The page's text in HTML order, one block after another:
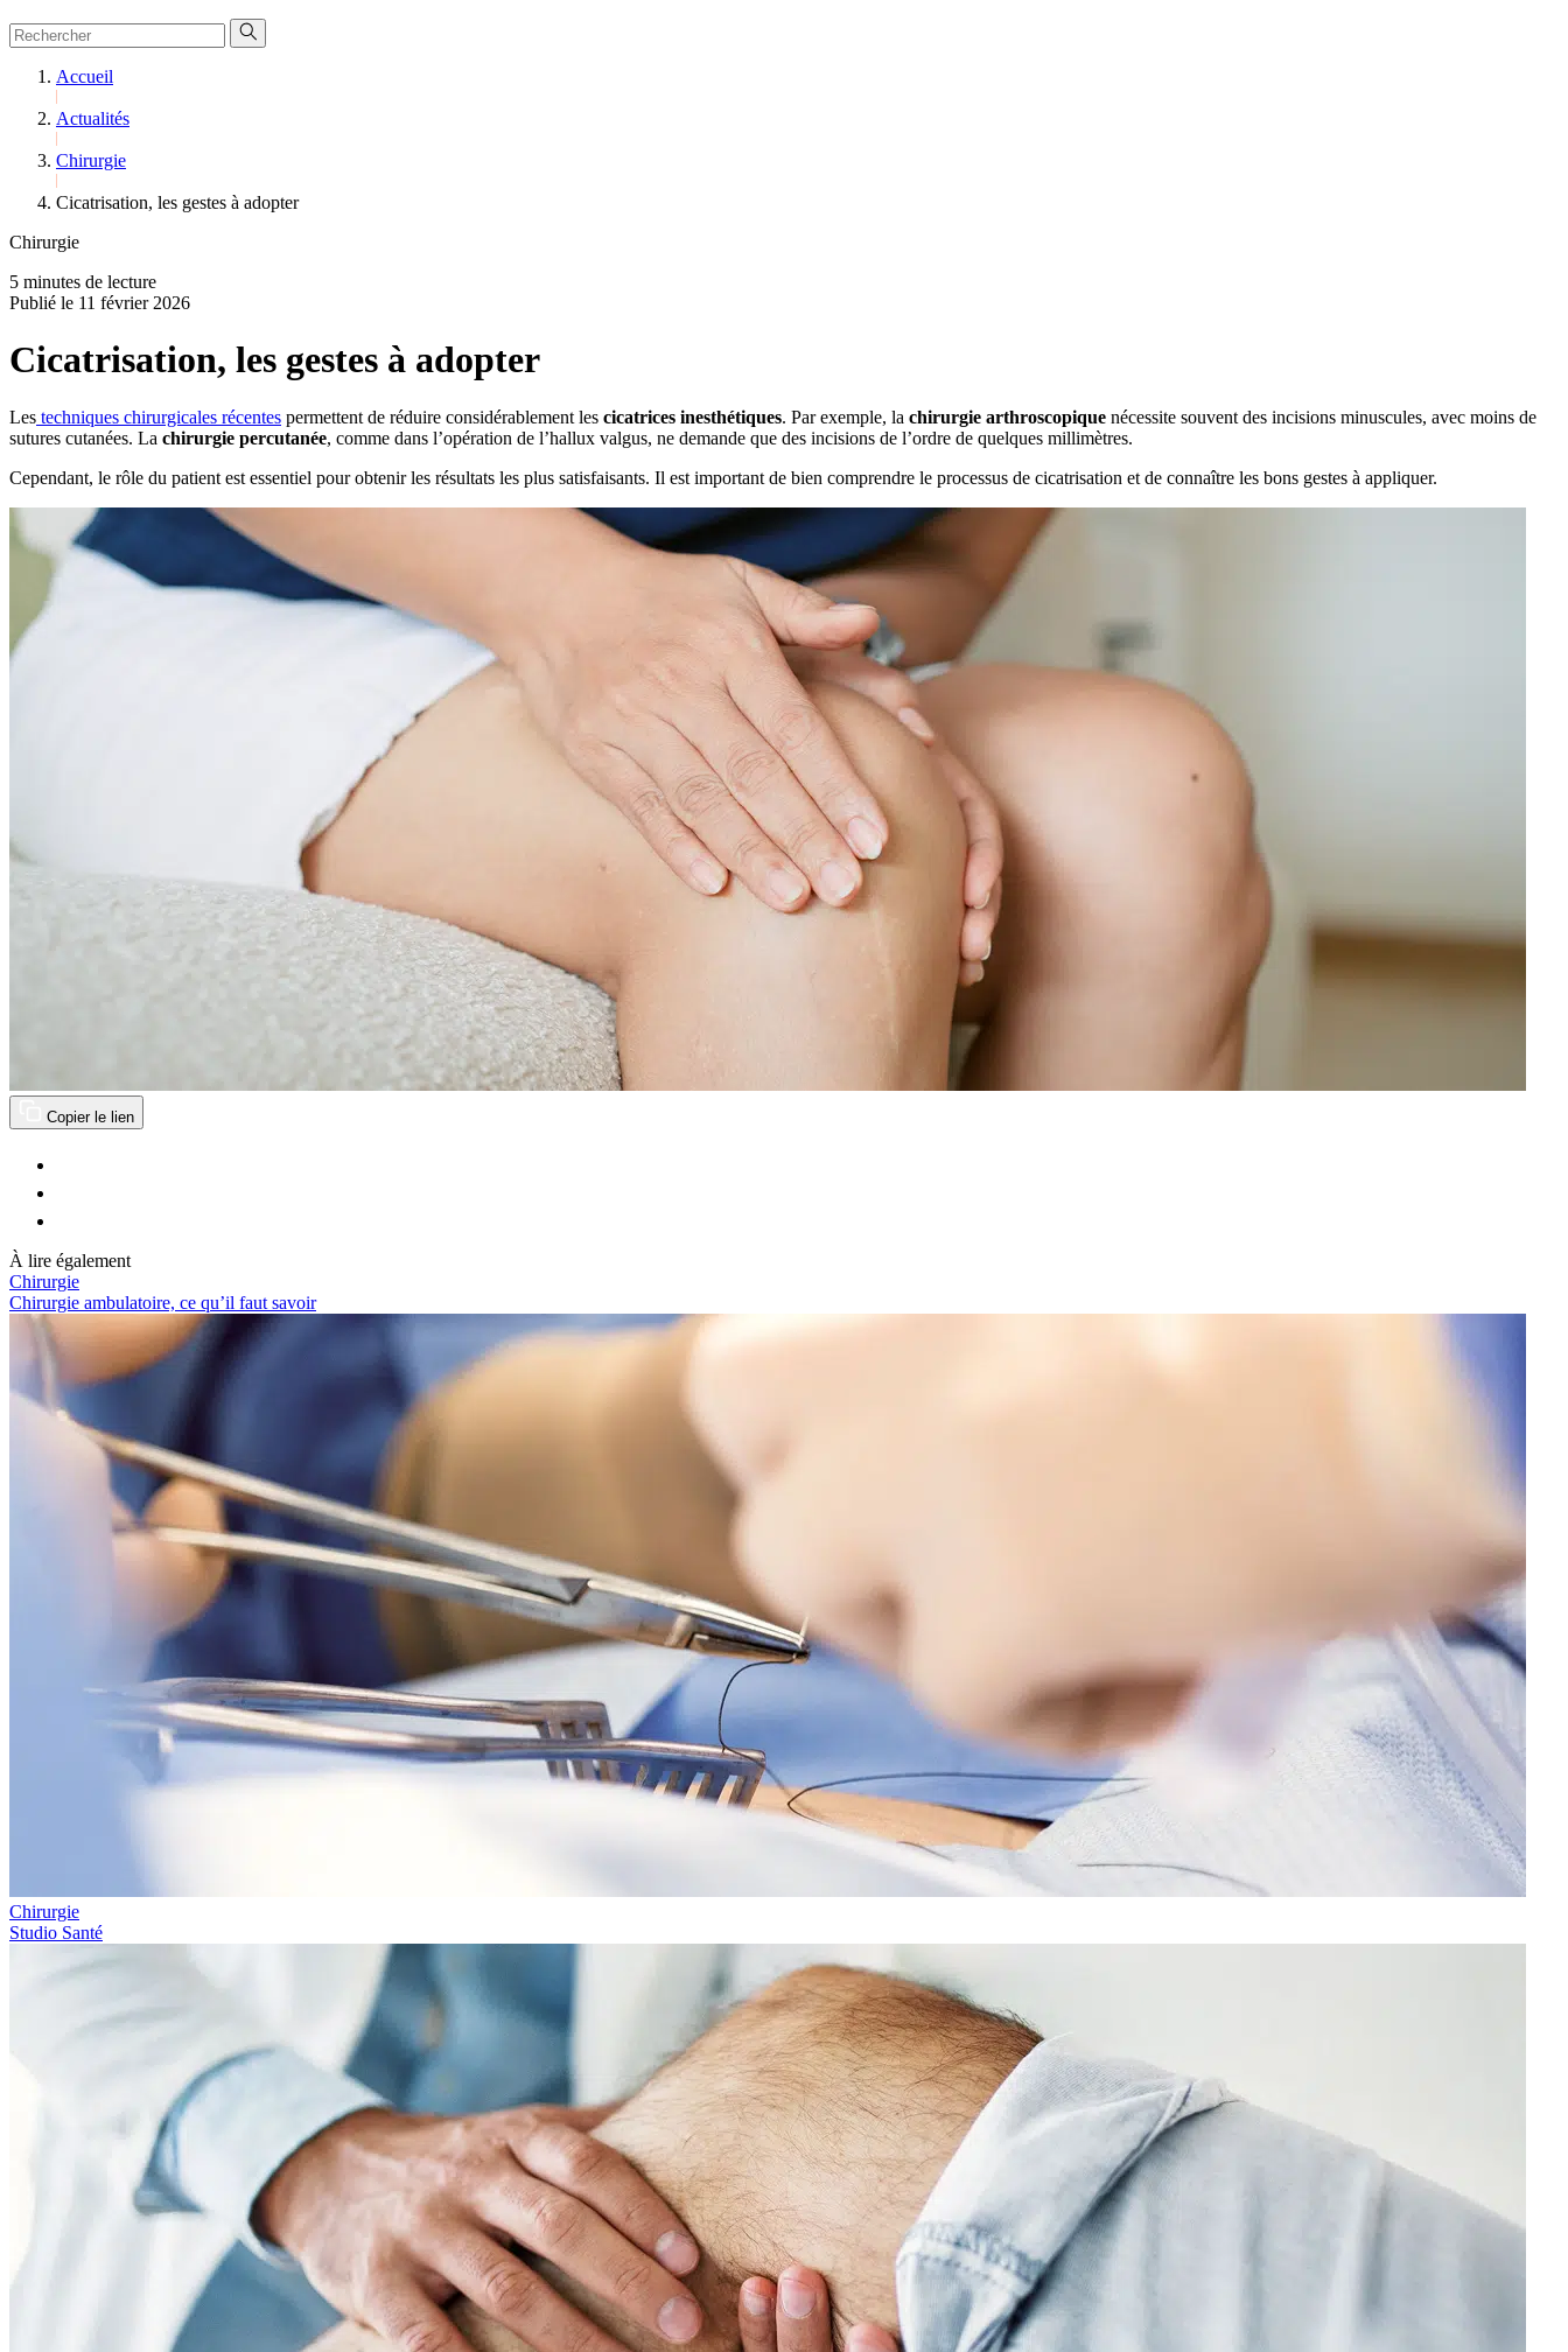
Accueil
Actualités
Chirurgie
Cicatrisation, les gestes à adopter
Chirurgie
5 minutes de lecture
Publié le 11 février 2026
Cicatrisation, les gestes à adopter
Les techniques chirurgicales récentes permettent de réduire considérablement les cicatrices inesthétiques. Par exemple, la chirurgie arthroscopique nécessite souvent des incisions minuscules, avec moins de
sutures cutanées. La chirurgie percutanée, comme dans l’opération de l’hallux valgus, ne demande que des incisions de l’ordre de quelques millimètres.
Cependant, le rôle du patient est essentiel pour obtenir les résultats les plus satisfaisants. Il est important de bien comprendre le processus de cicatrisation et de connaître les bons gestes à appliquer.
Copier le lien
À lire également
Chirurgie
Chirurgie ambulatoire, ce qu’il faut savoir
Chirurgie
Studio Santé